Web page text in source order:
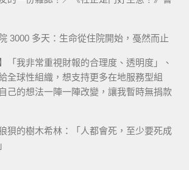
3000 多天：生命從住院開始，戞然而止
「我非常重視財報的合理度、透明度」、
全球性組織，想支持更多在地服務型組
己的想法一陣一陣改變，讓我暫時無捐款
狽的樹木希林：「人都會死，至少要死成